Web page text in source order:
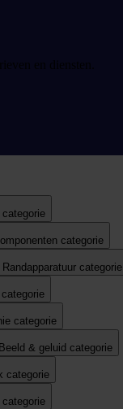
en diensten.
categorie
categorie
categorie
& geluid categorie
categorie